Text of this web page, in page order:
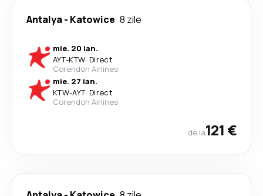
Antalya- Katowice 8 zile
mie. 20 ian.
AYT-KTW· Direct
Corendon Airlines
mie. 27 ian.
KTW-AYT· Direct
Corendon Airlines
de la121 €